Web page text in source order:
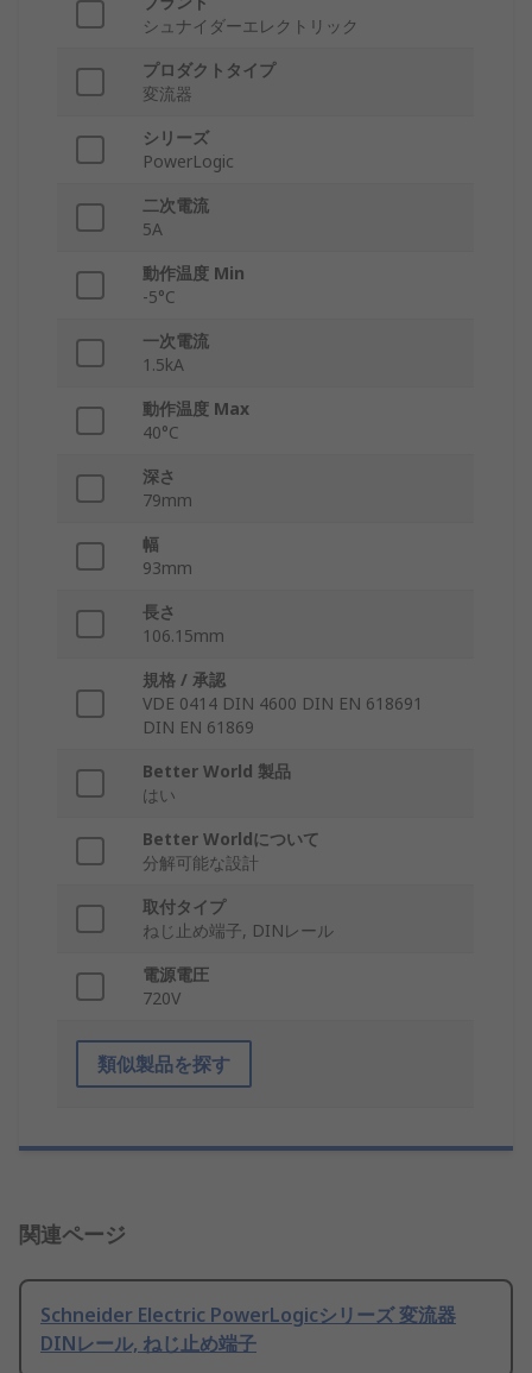
シュナイダーエレクトリック
プロダクトタイプ
変流器
シリーズ
PowerLogic
二次電流
5A
動作温度 Min
-5°C
一次電流
1.5kA
動作温度 Max
40°C
深さ
79mm
幅
93mm
長さ
106.15mm
規格 / 承認
VDE 0414 DIN 4600 DIN EN 618691
DIN EN 61869
Better World 製品
はい
Better Worldについて
分解可能な設計
取付タイプ
ねじ止め端子, DINレール
電源電圧
720V
類似製品を探す
関連ページ
Schneider Electric PowerLogicシリーズ 変流器
DINレール, ねじ止め端子